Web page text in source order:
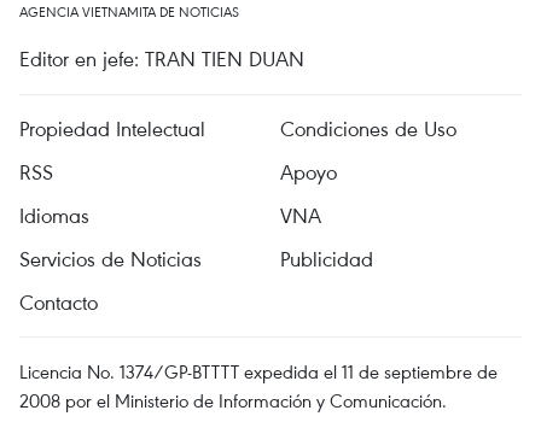
AGENCIA VIETNAMITA DE NOTICIAS
Editor en jefe: TRAN TIEN DUAN
Propiedad Intelectual
Condiciones de Uso
RSS
Apoyo
Idiomas
VNA
Servicios de Noticias
Publicidad
Contacto
Licencia No. 1374/GP-BTTTT expedida el 11 de septiembre de
2008 por el Ministerio de Información y Comunicación.